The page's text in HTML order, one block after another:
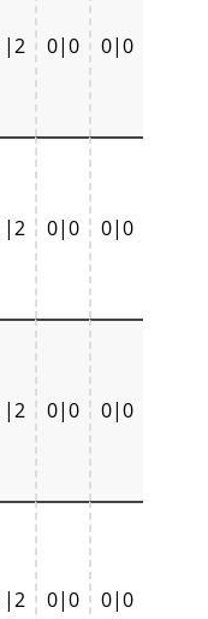
0|0 0|0
0|0 0|0
0|0 0|0
0|0 0|0